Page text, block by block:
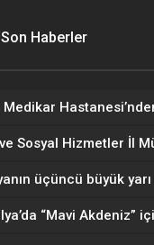
Son Haberler